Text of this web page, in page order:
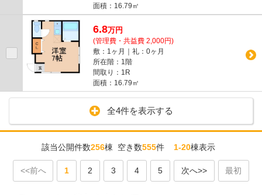
面積：16.79㎡
6.8万円
(管理費・共益費 2,000円)
敷：1ヶ月｜礼：0ヶ月
所在階：1階
間取り：1R
面積：16.79㎡
全4件を表示する
該当公開件数256棟 空き数555件1-20棟表示
<<前へ 1 2 3 4 5 次へ>> 最初